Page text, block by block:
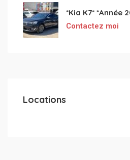
Contactez moi
Locations